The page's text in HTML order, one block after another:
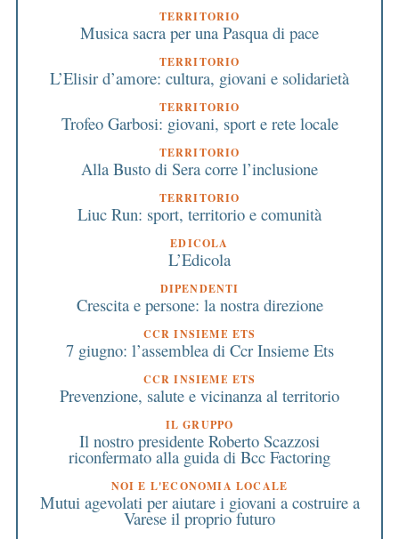
TERRITORIO
Musica sacra per una Pasqua di pace
TERRITORIO
L’Elisir d’amore: cultura, giovani e solidarietà
TERRITORIO
Trofeo Garbosi: giovani, sport e rete locale
TERRITORIO
Alla Busto di Sera corre l’inclusione
TERRITORIO
Liuc Run: sport, territorio e comunità
EDICOLA
L’Edicola
DIPENDENTI
Crescita e persone: la nostra direzione
CCR INSIEME ETS
7 giugno: l’assemblea di Ccr Insieme Ets
CCR INSIEME ETS
Prevenzione, salute e vicinanza al territorio
IL GRUPPO
Il nostro presidente Roberto Scazzosi
riconfermato alla guida di Bcc Factoring
NOI E L'ECONOMIA LOCALE
Mutui agevolati per aiutare i giovani a costruire a
Varese il proprio futuro